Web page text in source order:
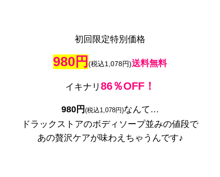
初回限定特別価格
980円 (税込1,078円)送料無料
イキナリ 86％OFF！
980円 (税込1,078円)なんて…
ドラックストアのボディソープ並みの値段で
あの贅沢ケアが味わえちゃうんです♪